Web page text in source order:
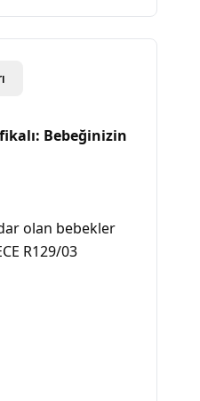
Bebeğinizin
olan bebekler
R129/03